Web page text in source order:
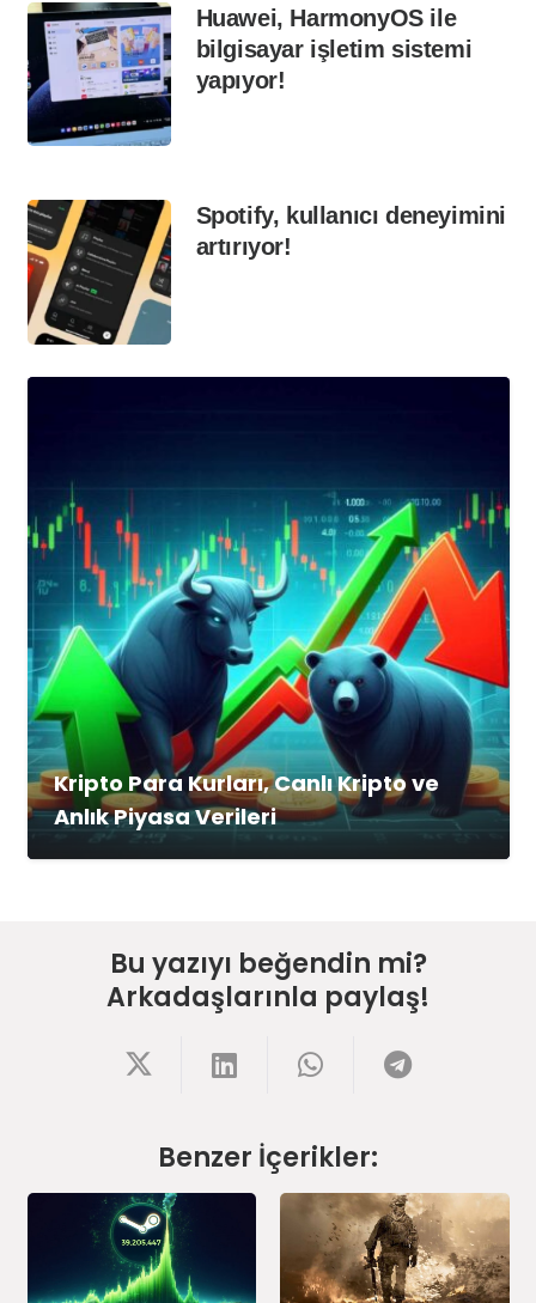
Huawei, HarmonyOS ile
bilgisayar işletim sistemi
yapıyor!
Spotify, kullanıcı deneyimini
artırıyor!
Kripto Para Kurları, Canlı Kripto ve
Anlık Piyasa Verileri
Bu yazıyı beğendin mi?
Arkadaşlarınla paylaş!
Benzer İçerikler: